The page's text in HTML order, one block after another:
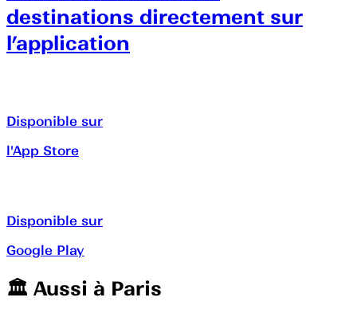
destinations directement sur
l’application
Disponible sur
l'App Store
Disponible sur
Google Play
🏛️️ Aussi à Paris